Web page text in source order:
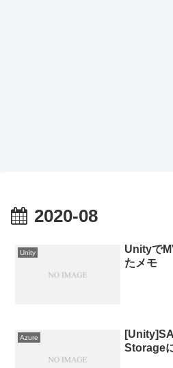
2020-08
Unity
Unityで
たメモ
Azure
Storage